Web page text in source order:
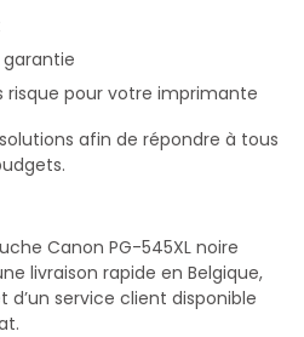
garantie
pour votre imprimante
afin de répondre à tous
Canon PG-545XL noire
livraison rapide en Belgique,
d’un service client disponible